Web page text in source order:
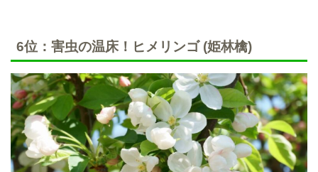
6位：害虫の温床！ヒメリンゴ (姫林檎)